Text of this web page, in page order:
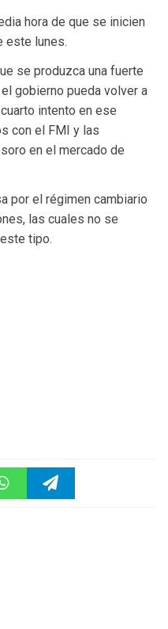
hora de que se inicien
este lunes.
se produzca una fuerte
gobierno pueda volver a
intento en ese
con el FMI y las
en el mercado de
por el régimen cambiario
las cuales no se
tipo.